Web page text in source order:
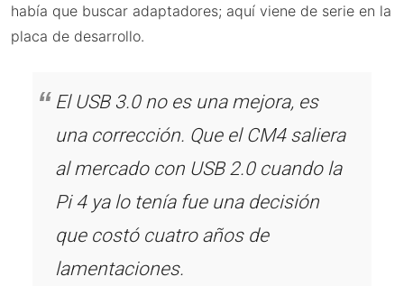
había que buscar adaptadores; aquí viene de serie en la
placa de desarrollo.
El USB 3.0 no es una mejora, es
una corrección. Que el CM4 saliera
al mercado con USB 2.0 cuando la
Pi 4 ya lo tenía fue una decisión
que costó cuatro años de
lamentaciones.